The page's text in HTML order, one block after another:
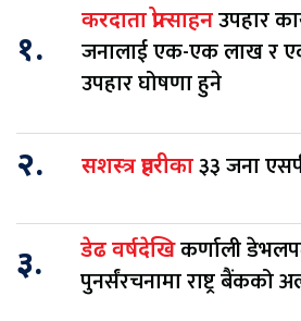
१.
करदाता प्रोत्साहनउपहार
जनालाई एक-एक लाख र
उपहार घोषणा हुने
२. सशस्त्र प्रहरीका३३ जना
३. डेढ वर्षदेखिकर्णाली
पुनर्संरचनामा राष्ट्र बैंकको